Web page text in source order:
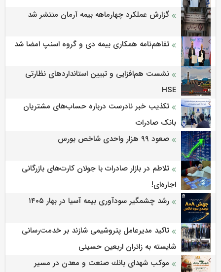
گزارش عملکرد چهارماهه بیمه آرمان منتشر شد
تفاهم‌نامه همکاری بیمه دی و گروه اسنپ امضا شد
نشست هم‌افزایی و تبیین استانداردهای نظارتی
HSE
تکذیب خبر نادرست درباره حساب‌های مشتریان
بانک صادرات
صعود ۹۹ هزار واحدی شاخص بورس
تلاطم در بازار صادرات با جولان کارت‌های بازرگانی
اجاره‌ای!
رشد چشمگیر سودآوری بیمه آسیا در بهار ۱۴۰۵
تاکید مدیرعامل پتروشیمی شازند بر خدمت‌رسانی
شایسته به زائران اربعین حسینی
موكب شهدای بانك صنعت و معدن در مسیر